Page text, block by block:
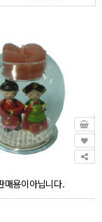
매용이아닙니다.